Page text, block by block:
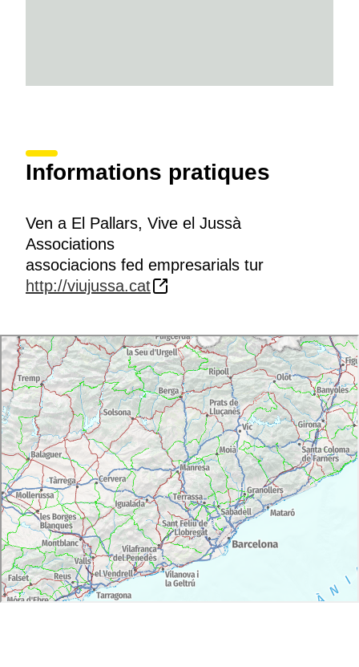
Informations pratiques
Ven a El Pallars, Vive el Jussà
Associations
associacions fed empresarials tur
http://viujussa.cat